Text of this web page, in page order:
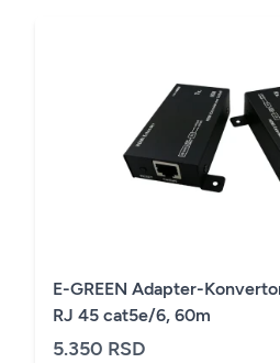
E-GREEN Adapter-
RJ 45 cat5e/6, 60m
5.350 RSD